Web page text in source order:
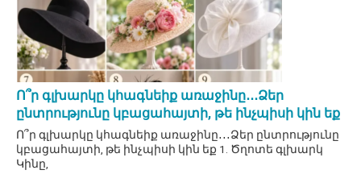
Ո՞ր գլխարկը կհագնեիք առաջինը․․․Ձեր
ընտրությունը կբացահայտի, թե ինչպիսի կին եք
Ո՞ր գլխարկը կհագնեիք առաջինը․․․Ձեր ընտրությունը
կբացահայտի, թե ինչպիսի կին եք 1. Ծղոտե գլխարկ
Կինը,